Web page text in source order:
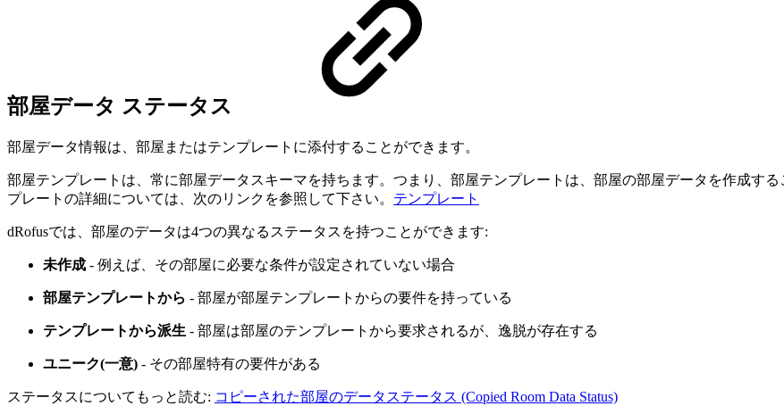
部屋データ ステータス
部屋データ情報は、部屋またはテンプレートに添付することができます。
部屋テンプレートは、常に部屋データスキーマを持ちます。つまり、部屋テンプレートは、部屋の部屋データを作成す
プレートの詳細については、次のリンクを参照して下さい。 テンプレート
dRofusでは、部屋のデータは4つの異なるステータスを持つことができます:
未作成 - 例えば、その部屋に必要な条件が設定されていない場合
部屋テンプレートから - 部屋が部屋テンプレートからの要件を持っている
テンプレートから派生 - 部屋は部屋のテンプレートから要求されるが、逸脱が存在する
ユニーク(一意) - その部屋特有の要件がある
ステータスについてもっと読む: コピーされた部屋のデータステータス (Copied Room Data Status)